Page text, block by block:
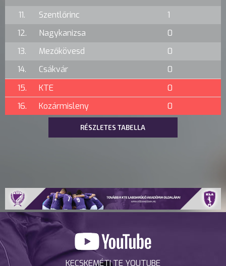
11.
Szentlőrinc
1
12.
Nagykanizsa
0
13.
Mezőkövesd
0
14.
Csákvár
0
15.
KTE
0
16.
Kozármisleny 0
RÉSZLETES TABELLA
KECSKEMÉTI TE YOUTUBE